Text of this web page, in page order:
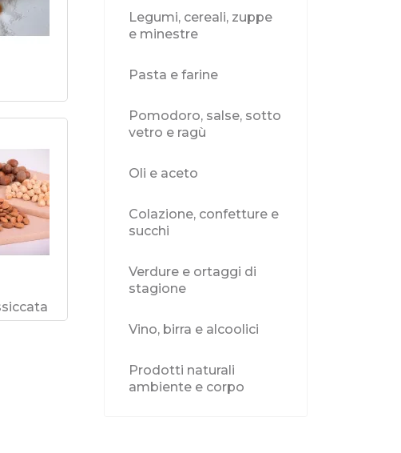
Legumi, cereali, zuppe
e minestre
Pasta e farine
Pomodoro, salse, sotto
vetro e ragù
Oli e aceto
Colazione, confetture e
succhi
Verdure e ortaggi di
stagione
Vino, birra e alcoolici
Prodotti naturali
ambiente e corpo